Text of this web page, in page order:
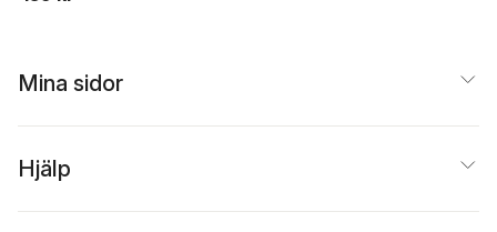
Mina sidor
Hjälp